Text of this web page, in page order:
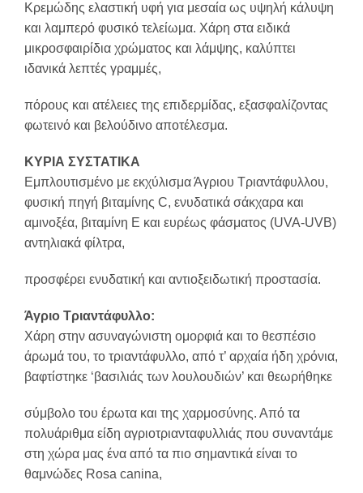
20.50€.είναι:
18.46€.
Κρεμώδης ελαστική υφή για μεσαία ως υψηλή κάλυψη
και λαμπερό φυσικό τελείωμα. Χάρη στα ειδικά
μικροσφαιρίδια χρώματος και λάμψης, καλύπτει
ιδανικά λεπτές γραμμές,
πόρους και ατέλειες της επιδερμίδας, εξασφαλίζοντας
φωτεινό και βελούδινο αποτέλεσμα.
ΚΥΡΙΑ ΣΥΣΤΑΤΙΚΑ
Εμπλουτισμένο με εκχύλισμα Άγριου Τριαντάφυλλου,
φυσική πηγή βιταμίνης C, ενυδατικά σάκχαρα και
αμινοξέα, βιταμίνη Ε και ευρέως φάσματος (UVA-UVB)
αντηλιακά φίλτρα,
προσφέρει ενυδατική και αντιοξειδωτική προστασία.
Άγριο Τριαντάφυλλο:
Χάρη στην ασυναγώνιστη ομορφιά και το θεσπέσιο
άρωμά του, το τριαντάφυλλο, από τ’ αρχαία ήδη χρόνια,
βαφτίστηκε ‘βασιλιάς των λουλουδιών’ και θεωρήθηκε
σύμβολο του έρωτα και της χαρμοσύνης. Από τα
πολυάριθμα είδη αγριοτριανταφυλλιάς που συναντάμε
στη χώρα μας ένα από τα πιο σημαντικά είναι το
θαμνώδες Rosa canina,